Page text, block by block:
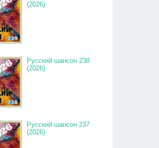
(2026)
Русский шансон 238
(2026)
Русский шансон 237
(2026)